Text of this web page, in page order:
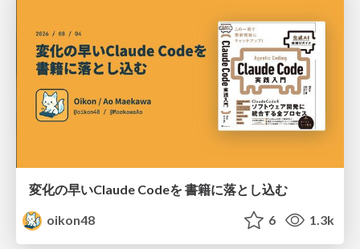
変化の早いClaude Codeを 書籍に落とし込む
oikon48
6 1.3k